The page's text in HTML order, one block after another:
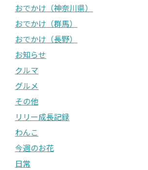
おでかけ（神奈川県）
おでかけ（群馬）
おでかけ（長野）
お知らせ
クルマ
グルメ
その他
リリー成長記録
わんこ
今週のお花
日常